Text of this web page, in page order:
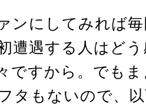
ンにしてみれば
遭遇する人はど
ですから。でも
タもないので、